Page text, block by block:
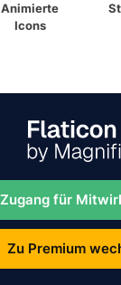
Animierte
Icons
Zugang für
Zu Premium